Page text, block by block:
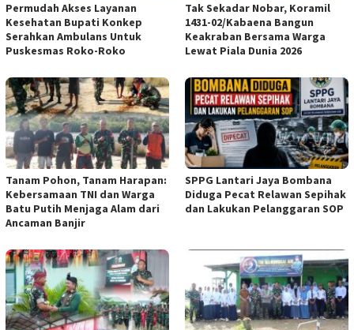
Permudah Akses Layanan
Kesehatan Bupati Konkep
Serahkan Ambulans Untuk
Puskesmas Roko-Roko
Tak Sekadar Nobar, Koramil
1431-02/Kabaena Bangun
Keakraban Bersama Warga
Lewat Piala Dunia 2026
Tanam Pohon, Tanam Harapan:
Kebersamaan TNI dan Warga
Batu Putih Menjaga Alam dari
Ancaman Banjir
SPPG Lantari Jaya Bombana
Diduga Pecat Relawan Sepihak
dan Lakukan Pelanggaran SOP